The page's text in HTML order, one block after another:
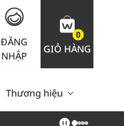
ĐĂNG
NHẬP
0
GIỎ HÀNG
Nam Giới Chăm Sóc
Thương hiệu